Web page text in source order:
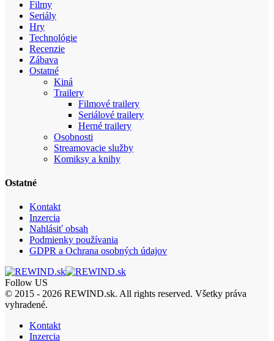
Filmy
Seriály
Hry
Technológie
Recenzie
Zábava
Ostatné
Kiná
Trailery
Filmové trailery
Seriálové trailery
Herné trailery
Osobnosti
Streamovacie služby
Komiksy a knihy
Ostatné
Kontakt
Inzercia
Nahlásiť obsah
Podmienky používania
GDPR a Ochrana osobných údajov
Follow US
© 2015 - 2026 REWIND.sk. All rights reserved. Všetky práva
vyhradené.
Kontakt
Inzercia